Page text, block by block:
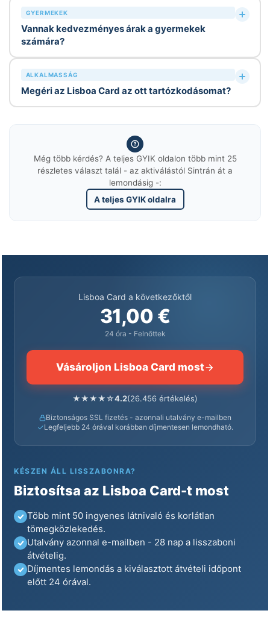
GYERMEKEK
Vannak kedvezményes árak a gyermekek
számára?
ALKALMASSÁG
Megéri az Lisboa Card az ott tartózkodásomat?
Még több kérdés? A teljes GYIK oldalon több mint 25
részletes választ talál - az aktiválástól Sintrán át a
lemondásig -:
A teljes GYIK oldalra
KÉSZEN ÁLL LISSZABONRA?
Biztosítsa az Lisboa Card-t most
Több mint 50 ingyenes látnivaló és korlátlan
tömegközlekedés.
Utalvány azonnal e-mailben - 28 nap a lisszaboni
átvételig.
Díjmentes lemondás a kiválasztott átvételi időpont
előtt 24 órával.
Lisboa Card a következőktől
31,00 €
24 óra - Felnőttek
Vásároljon Lisboa Card most
★★★★☆4.2 26.456 értékelés
Biztonságos SSL fizetés - azonnali utalvány e-mailben
Legfeljebb 24 órával korábban díjmentesen lemondható.